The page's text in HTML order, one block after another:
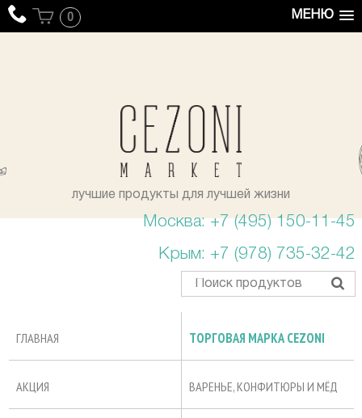
МЕНЮ
0
лучшие продукты для лучшей жизни
Москва: +7 (495) 150-11-45
Крым: +7 (978) 735-32-42
ГЛАВНАЯ ТОРГОВАЯ МАРКА CEZONI
АКЦИЯ ВАРЕНЬЕ, КОНФИТЮРЫ И МЁД